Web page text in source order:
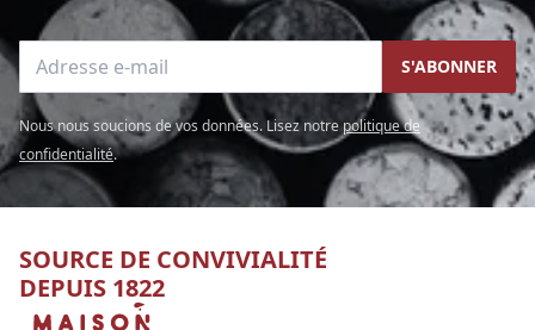
Adresse e-mail S'ABONNER
Nous nous soucions de vos données. Lisez notre politique de
confidentialité.
SOURCE DE CONVIVIALITÉ
DEPUIS 1822
Nicolas